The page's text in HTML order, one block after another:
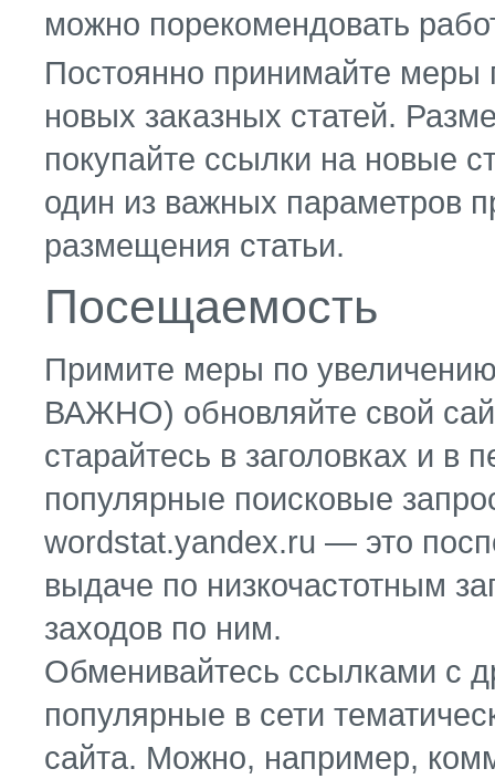
можно порекомендовать
Постоянно принимайте меры
новых заказных статей.
покупайте ссылки на новые
один из важных параметров
размещения статьи.
Посещаемость
Примите меры по
ВАЖНО) обновляйте свой
старайтесь в заголовках и в
популярные поисковые
wordstat.yandex.ru — это
выдаче по низкочастотным
заходов по ним.
Обменивайтесь ссылками с
популярные в сети
сайта. Можно, например,